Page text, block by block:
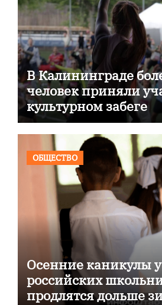
В Калининграде
человек приняли
культурном забеге
ОБЩЕСТВО
Осенние каникулы у
российских
продлятся дольше